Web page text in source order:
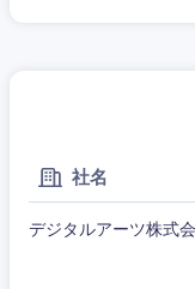
社名
デジタルアーツ株式